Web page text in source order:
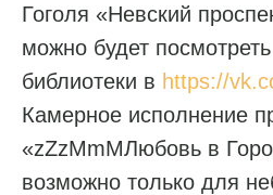
Гоголя «Невский
можно будет
библиотеки в https://
Камерное исполнение
«zZzMmMЛюбовь в
возможно только для